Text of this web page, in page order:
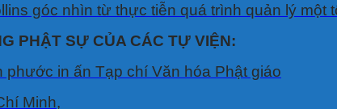
góc nhìn từ thực tiễn quá trình quản lý một
PHẬT SỰ CỦA CÁC TỰ VIỆN:
in ấn Tạp chí Văn hóa Phật giáo
Minh,